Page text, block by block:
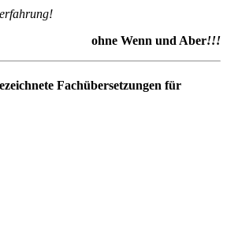
ohne Wenn und Aber!!!
Fachübersetzungen für